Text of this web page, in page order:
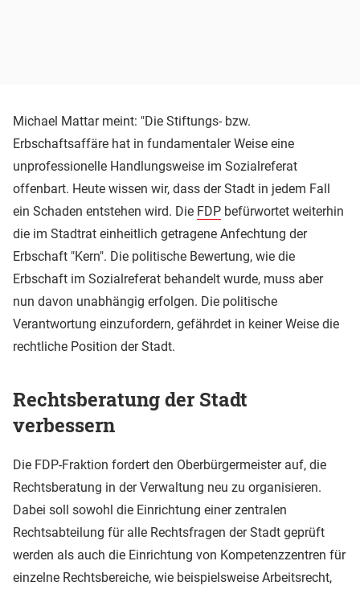
Michael Mattar meint: "Die Stiftungs- bzw.
Erbschaftsaffäre hat in fundamentaler Weise eine
unprofessionelle Handlungsweise im Sozialreferat
offenbart. Heute wissen wir, dass der Stadt in jedem Fall
ein Schaden entstehen wird. Die FDP befürwortet weiterhin
die im Stadtrat einheitlich getragene Anfechtung der
Erbschaft "Kern". Die politische Bewertung, wie die
Erbschaft im Sozialreferat behandelt wurde, muss aber
nun davon unabhängig erfolgen. Die politische
Verantwortung einzufordern, gefährdet in keiner Weise die
rechtliche Position der Stadt.
Rechtsberatung der Stadt
verbessern
Die FDP-Fraktion fordert den Oberbürgermeister auf, die
Rechtsberatung in der Verwaltung neu zu organisieren.
Dabei soll sowohl die Einrichtung einer zentralen
Rechtsabteilung für alle Rechtsfragen der Stadt geprüft
werden als auch die Einrichtung von Kompetenzzentren für
einzelne Rechtsbereiche, wie beispielsweise Arbeitsrecht,